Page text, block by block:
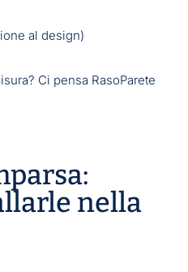
al design)
Ci pensa RasoParete
nella